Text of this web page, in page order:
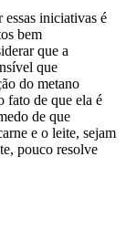
iniciativas é
bem
que a
que
do metano
fato de que ela é
de que
e o leite, sejam
pouco resolve